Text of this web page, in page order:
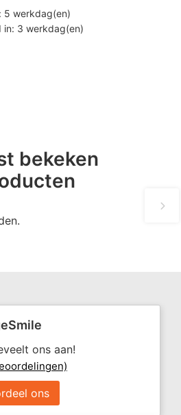
5 werkdag(en)
in: 3 werkdag(en)
bekeken
ons aan!
ons